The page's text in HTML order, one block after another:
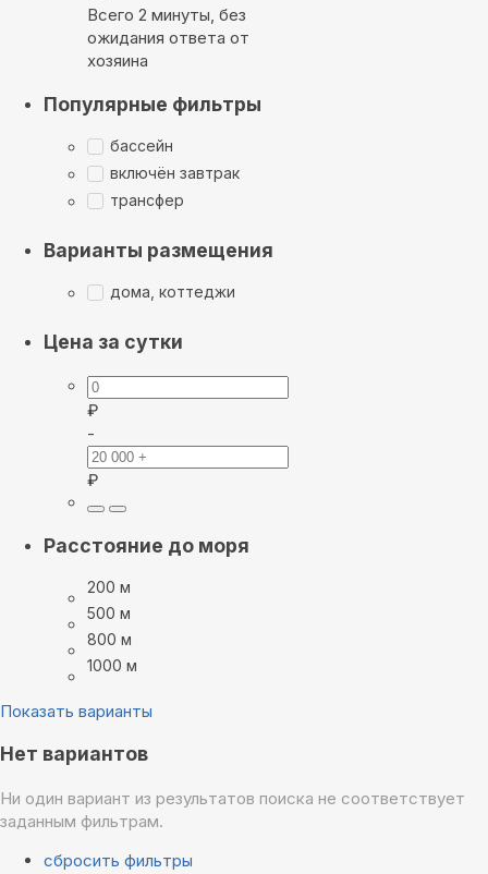
Всего 2 минуты, без
ожидания ответа от
хозяина
Популярные фильтры
бассейн
включён завтрак
трансфер
Варианты размещения
дома, коттеджи
Цена за сутки
₽
-
₽
Расстояние до моря
200 м
500 м
800 м
1000 м
Показать варианты
Нет вариантов
Ни один вариант из результатов поиска не соответствует
заданным фильтрам.
сбросить фильтры